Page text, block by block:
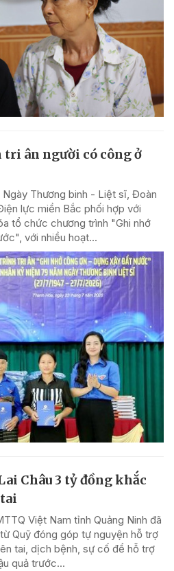
ân người có công ở
Thương binh - Liệt sĩ, Đoàn
lực miền Bắc phối hợp với
tổ chức chương trình "Ghi nhớ
với nhiều hoạt...
Châu 3 tỷ đồng khắc
Việt Nam tỉnh Quảng Ninh đã
Quỹ đóng góp tự nguyện hỗ trợ
tai, dịch bệnh, sự cố để hỗ trợ
quả trước...